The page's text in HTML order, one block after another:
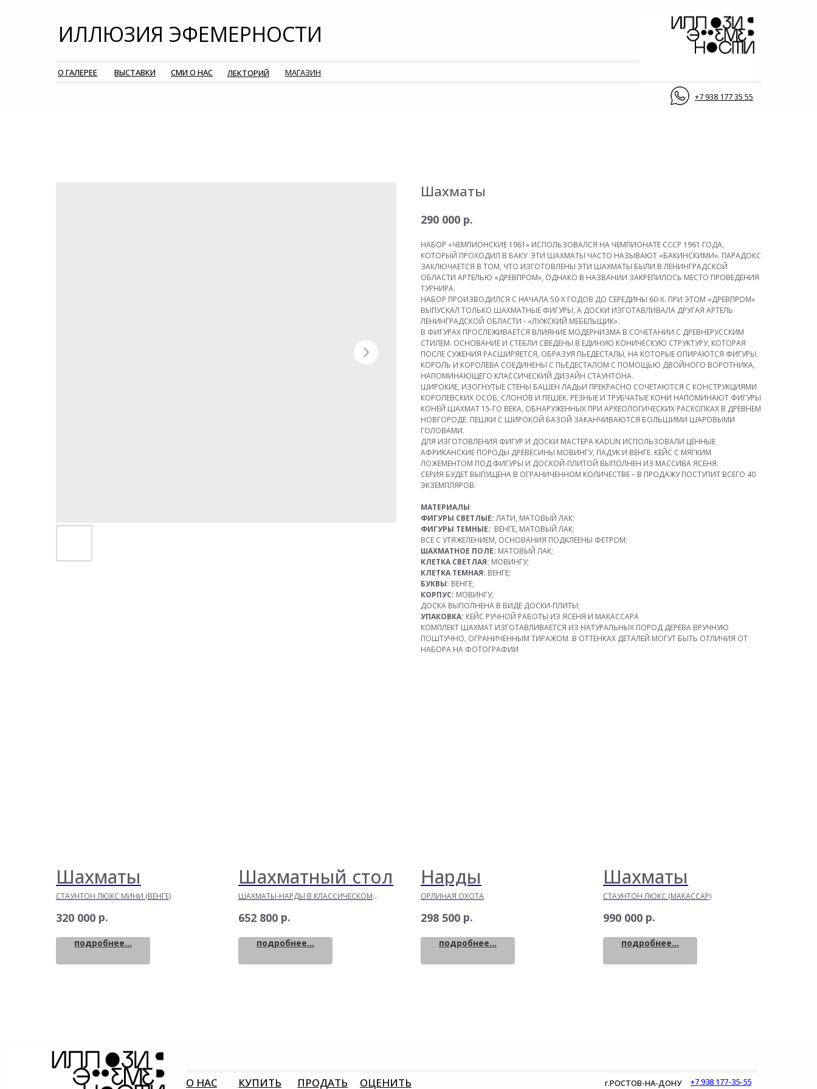
МАГАЗИН
ЛЕКТОРИЙ
СМИ О НАС
ВЫСТАВКИ
О ГАЛЕРЕЕ
ИЛЛЮЗИЯ ЭФЕМЕРНОСТИ
+7 938 177 35 55
Шахматы
290 000 р.
НАБОР «ЧЕМПИОНСКИЕ 1961» ИСПОЛЬЗОВАЛСЯ НА ЧЕМПИОНАТЕ СССР 1961 ГОДА,
КОТОРЫЙ ПРОХОДИЛ В БАКУ. ЭТИ ШАХМАТЫ ЧАСТО НАЗЫВАЮТ «БАКИНСКИМИ». ПАРАДОКС
ЗАКЛЮЧАЕТСЯ В ТОМ, ЧТО ИЗГОТОВЛЕНЫ ЭТИ ШАХМАТЫ БЫЛИ В ЛЕНИНГРАДСКОЙ
ОБЛАСТИ АРТЕЛЬЮ «ДРЕВПРОМ», ОДНАКО В НАЗВАНИИ ЗАКРЕПИЛОСЬ МЕСТО ПРОВЕДЕНИЯ
ТУРНИРА.
НАБОР ПРОИЗВОДИЛСЯ С НАЧАЛА 50-Х ГОДОВ ДО СЕРЕДИНЫ 60-Х. ПРИ ЭТОМ «ДРЕВПРОМ»
ВЫПУСКАЛ ТОЛЬКО ШАХМАТНЫЕ ФИГУРЫ, А ДОСКИ ИЗГОТАВЛИВАЛА ДРУГАЯ АРТЕЛЬ
ЛЕНИНГРАДСКОЙ ОБЛАСТИ - «ЛУЖСКИЙ МЕБЕЛЬЩИК».
В ФИГУРАХ ПРОСЛЕЖИВАЕТСЯ ВЛИЯНИЕ МОДЕРНИЗМА В СОЧЕТАНИИ С ДРЕВНЕРУССКИМ
СТИЛЕМ. ОСНОВАНИЕ И СТЕБЛИ СВЕДЕНЫ В ЕДИНУЮ КОНИЧЕСКУЮ СТРУКТУРУ, КОТОРАЯ
ПОСЛЕ СУЖЕНИЯ РАСШИРЯЕТСЯ, ОБРАЗУЯ ПЬЕДЕСТАЛЫ, НА КОТОРЫЕ ОПИРАЮТСЯ ФИГУРЫ.
КОРОЛЬ И КОРОЛЕВА СОЕДИНЕНЫ С ПЬЕДЕСТАЛОМ С ПОМОЩЬЮ ДВОЙНОГО ВОРОТНИКА,
НАПОМИНАЮЩЕГО КЛАССИЧЕСКИЙ ДИЗАЙН СТАУНТОНА.
ШИРОКИЕ, ИЗОГНУТЫЕ СТЕНЫ БАШЕН ЛАДЬИ ПРЕКРАСНО СОЧЕТАЮТСЯ С КОНСТРУКЦИЯМИ
КОРОЛЕВСКИХ ОСОБ, СЛОНОВ И ПЕШЕК. РЕЗНЫЕ И ТРУБЧАТЫЕ КОНИ НАПОМИНАЮТ ФИГУРЫ
КОНЕЙ ШАХМАТ 15-ГО ВЕКА, ОБНАРУЖЕННЫХ ПРИ АРХЕОЛОГИЧЕСКИХ РАСКОПКАХ В ДРЕВНЕМ
НОВГОРОДЕ. ПЕШКИ С ШИРОКОЙ БАЗОЙ ЗАКАНЧИВАЮТСЯ БОЛЬШИМИ ШАРОВЫМИ
ГОЛОВАМИ.
ДЛЯ ИЗГОТОВЛЕНИЯ ФИГУР И ДОСКИ МАСТЕРА KADUN ИСПОЛЬЗОВАЛИ ЦЕННЫЕ
АФРИКАНСКИЕ ПОРОДЫ ДРЕВЕСИНЫ МОВИНГУ, ПАДУК И ВЕНГЕ. КЕЙС С МЯГКИМ
ЛОЖЕМЕНТОМ ПОД ФИГУРЫ И ДОСКОЙ-ПЛИТОЙ ВЫПОЛНЕН ИЗ МАССИВА ЯСЕНЯ.
СЕРИЯ БУДЕТ ВЫПУЩЕНА В ОГРАНИЧЕННОМ КОЛИЧЕСТВЕ – В ПРОДАЖУ ПОСТУПИТ ВСЕГО 40
ЭКЗЕМПЛЯРОВ.
МАТЕРИАЛЫ
ФИГУРЫ СВЕТЛЫЕ:ЛАТИ, МАТОВЫЙ ЛАК;
ФИГУРЫ ТЕМНЫЕ: ВЕНГЕ, МАТОВЫЙ ЛАК;
ВСЕ С УТЯЖЕЛЕНИЕМ, ОСНОВАНИЯ ПОДКЛЕЕНЫ ФЕТРОМ;
ШАХМАТНОЕ ПОЛЕ: МАТОВЫЙ ЛАК;
КЛЕТКА СВЕТЛАЯ: МОВИНГУ;
КЛЕТКА ТЕМНАЯ: ВЕНГЕ;
БУКВЫ: ВЕНГЕ;
КОРПУС: МОВИНГУ;
ДОСКА ВЫПОЛНЕНА В ВИДЕ ДОСКИ-ПЛИТЫ;
УПАКОВКА: КЕЙС РУЧНОЙ РАБОТЫ ИЗ ЯСЕНЯ И МАКАССАРА
КОМПЛЕКТ ШАХМАТ ИЗГОТАВЛИВАЕТСЯ ИЗ НАТУРАЛЬНЫХ ПОРОД ДЕРЕВА ВРУЧНУЮ
ПОШТУЧНО, ОГРАНИЧЕННЫМ ТИРАЖОМ. В ОТТЕНКАХ ДЕТАЛЕЙ МОГУТ БЫТЬ ОТЛИЧИЯ ОТ
НАБОРА НА ФОТОГРАФИИ
Шахматы
СТАУНТОН ЛЮКС МИНИ (ВЕНГЕ)
320 000 р.
подробнее...
Шахматный стол
ШАХМАТЫ-НАРДЫ В КЛАССИЧЕСКОМ
652 800 р.
подробнее...
Нарды
ОРЛИНАЯ ОХОТА
298 500 р.
подробнее...
Шахматы
СТАУНТОН ЛЮКС (МАКАССАР)
990 000 р.
подробнее...
ПРОДАТЬ ОЦЕНИТЬ
КУПИТЬ г.РОСТОВ-НА-ДОНУ +7 938 177-35-55
О НАС